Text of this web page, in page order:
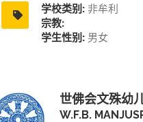
学校类别: 非牟利
宗教:
学生性别: 男女
世佛会文殊幼
W.F.B.